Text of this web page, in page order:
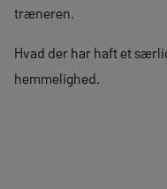
træneren.
Hvad der har haft et
hemmelighed.